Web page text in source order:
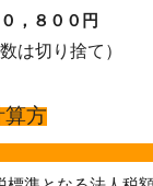
８００円
は切り捨て）
算方